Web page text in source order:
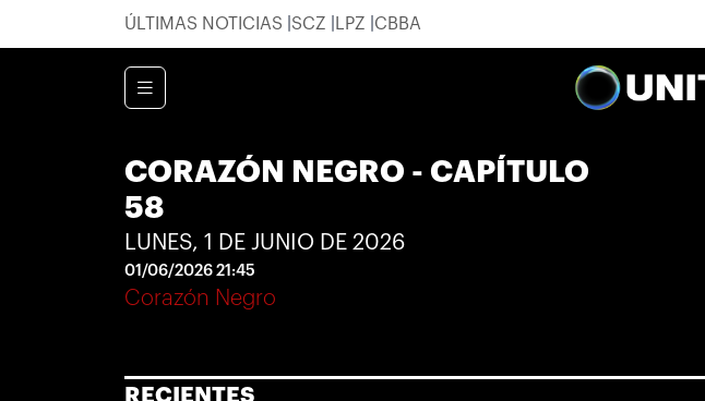
ÚLTIMAS NOTICIAS SCZ LPZ CBBA
CORAZÓN NEGRO - CAPÍTULO
58
LUNES, 1 DE JUNIO DE 2026
01/06/2026 21:45
Corazón Negro
RECIENTES